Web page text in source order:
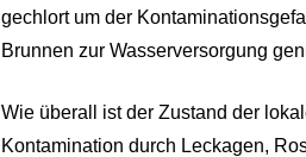
gechlort um der
Brunnen zur Wasserversorgung
Wie überall ist der Zustand der
Kontamination durch Leckagen,